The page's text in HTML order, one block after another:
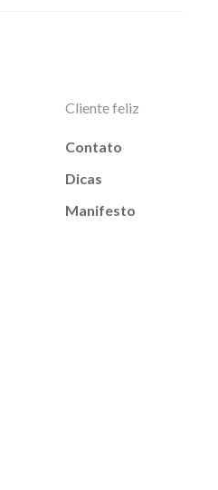
Cliente feliz
Contato
Dicas
Manifesto